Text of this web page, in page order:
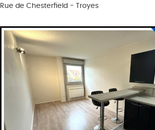
Rue de Chesterfield - Troyes